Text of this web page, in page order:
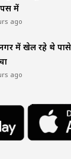
में
ago
में खेल रहे थे
ago